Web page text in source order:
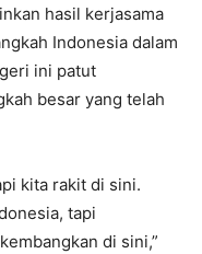
hasil kerjasama
Indonesia dalam
ini patut
besar yang telah
kita rakit di sini.
tapi
di sini,”